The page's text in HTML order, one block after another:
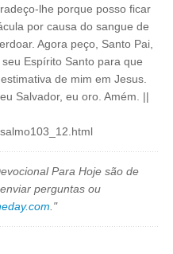
lhe porque posso ficar
por causa do sangue de
Agora peço, Santo Pai,
Espírito Santo para que
de mim em Jesus.
Salvador, eu oro. Amém. ||
Para Hoje são de
perguntas ou
."